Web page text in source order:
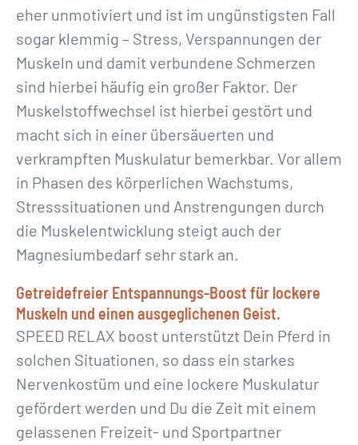
e
eher unmotiviert und ist im ungünstigsten Fall
sogar klemmig – Stress, Verspannungen der
Muskeln und damit verbundene Schmerzen
sind hierbei häufig ein großer Faktor. Der
Muskelstoffwechsel ist hierbei gestört und
macht sich in einer übersäuerten und
verkrampften Muskulatur bemerkbar. Vor allem
in Phasen des körperlichen Wachstums,
Stresssituationen und Anstrengungen durch
die Muskelentwicklung steigt auch der
Magnesiumbedarf sehr stark an.
Getreidefreier Entspannungs-Boost für lockere
Muskeln und einen ausgeglichenen Geist.
SPEED RELAX boost unterstützt Dein Pferd in
solchen Situationen, so dass ein starkes
Nervenkostüm und eine lockere Muskulatur
gefördert werden und Du die Zeit mit einem
gelassenen Freizeit- und Sportpartner